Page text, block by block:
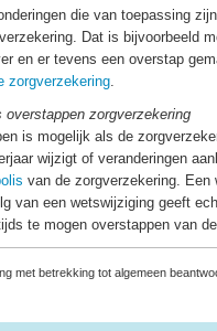
die van toepassing
Dat is bijvoorbeeld
en er tevens een overstap
zorgverzekering.
overstappen zorgverzekering
is mogelijk als de
wijzigt of veranderingen
van de zorgverzekering. Een
van een wetswijziging geeft
te mogen overstappen van
met betrekking tot algemeen